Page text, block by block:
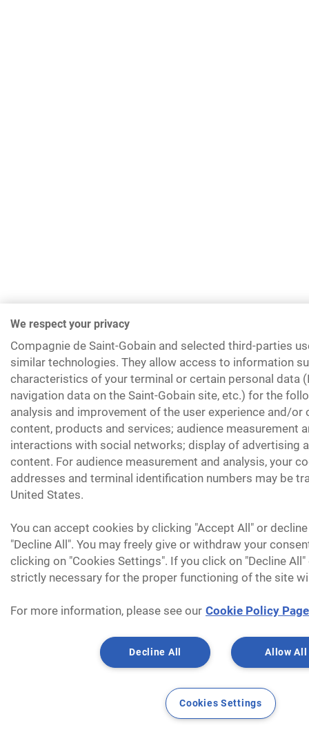
We respect your privacy
Compagnie de Saint-Gobain and selected third-parties
similar technologies. They allow access to information
characteristics of your terminal or certain personal data
navigation data on the Saint-Gobain site, etc.) for the
analysis and improvement of the user experience and/or
content, products and services; audience measurement
interactions with social networks; display of advertising
content. For audience measurement and analysis, your
addresses and terminal identification numbers may be
United States.
You can accept cookies by clicking "Accept All" or
"Decline All". You may freely give or withdraw your
clicking on "Cookies Settings". If you click on "Decline
strictly necessary for the proper functioning of the site
For more information, please see our Cookie Policy Page
Allow All
Decline All
Cookies Settings